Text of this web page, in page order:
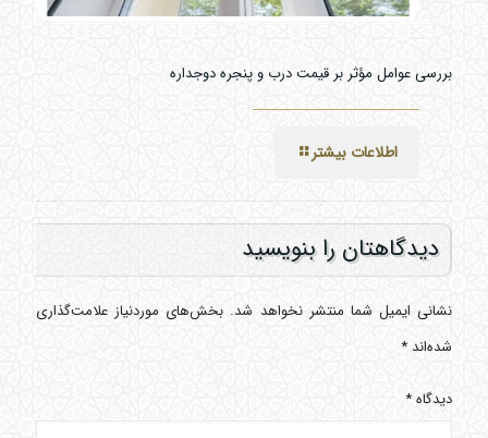
بررسی عوامل مؤثر بر قیمت درب و پنجره دوجداره
اطلاعات بیشتر
دیدگاهتان را بنویسید
نشانی ایمیل شما منتشر نخواهد شد. بخش‌های موردنیاز علامت‌گذاری
شده‌اند *
دیدگاه*